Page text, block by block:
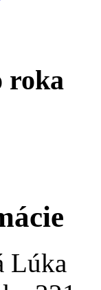
roka
Lúka